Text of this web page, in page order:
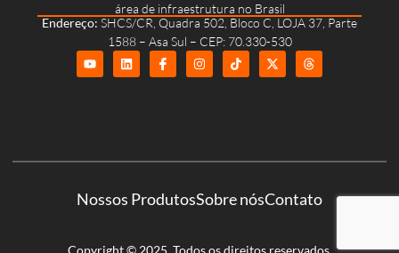
área de infraestrutura no Brasil
Endereço: SHCS/CR, Quadra 502, Bloco C, LOJA 37, Parte
1588 – Asa Sul – CEP: 70.330-530
Nossos ProdutosSobre nósContato
Copyright © 2025. Todos os direitos reservados.